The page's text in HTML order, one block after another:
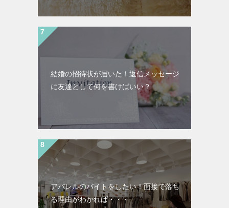
結婚の招待状が届いた！返信メッセージ
に友達として何を書けばいい？
アパレルのバイトをしたい！面接で落ち
る理由がわかれば・・・